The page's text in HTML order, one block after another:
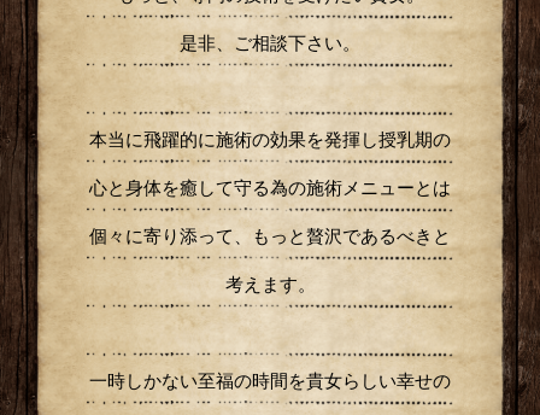
是非、ご相談下さい。
本当に飛躍的に施術の効果を発揮し授乳期の
心と身体を癒して守る為の施術メニューとは
個々に寄り添って、もっと贅沢であるべきと
考えます。
一時しかない至福の時間を貴女らしい幸せの